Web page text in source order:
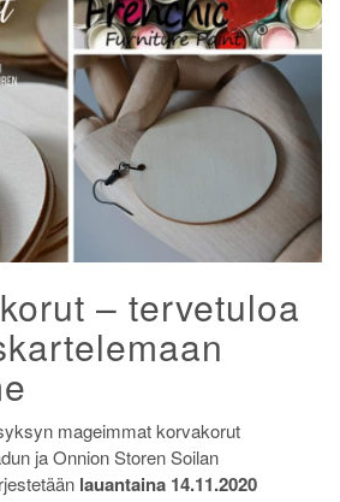
– tervetuloa
mageimmat korvakorut
ja Onnion Storen Soilan
lauantaina 14.11.2020